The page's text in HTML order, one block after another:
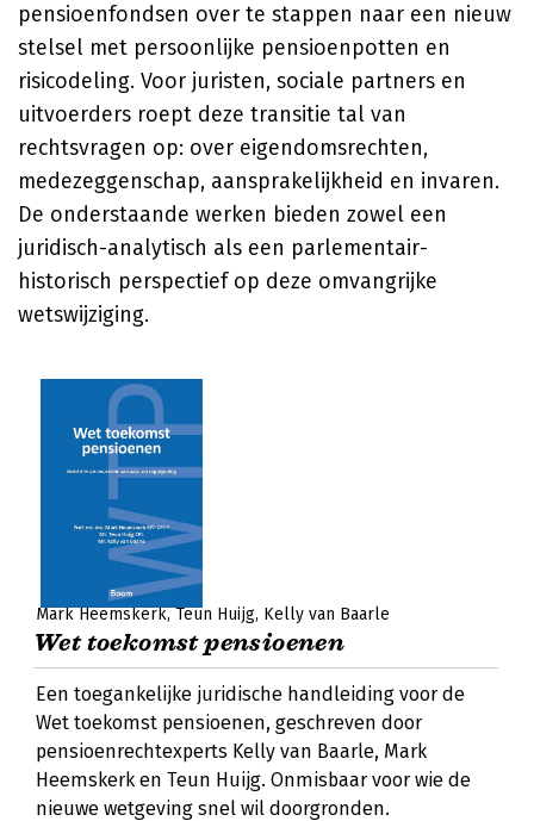
pensioenfondsen over te stappen naar een nieuw
stelsel met persoonlijke pensioenpotten en
risicodeling. Voor juristen, sociale partners en
uitvoerders roept deze transitie tal van
rechtsvragen op: over eigendomsrechten,
medezeggenschap, aansprakelijkheid en invaren.
De onderstaande werken bieden zowel een
juridisch-analytisch als een parlementair-
historisch perspectief op deze omvangrijke
wetswijziging.
Mark Heemskerk Teun Huijg Kelly van Baarle
Wet toekomst pensioenen
Een toegankelijke juridische handleiding voor de
Wet toekomst pensioenen, geschreven door
pensioenrechtexperts Kelly van Baarle, Mark
Heemskerk en Teun Huijg. Onmisbaar voor wie de
nieuwe wetgeving snel wil doorgronden.